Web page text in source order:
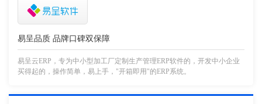
易呈品质 品牌口碑双保障
易呈云ERP，专为中小型加工厂定制生产管理ERP软件的，开发中小企业
买得起的，操作简单，易上手，"开箱即用"的ERP系统。